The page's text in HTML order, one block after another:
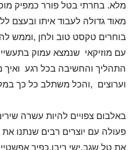
מלא. בחרתי בטל פורר כמפיק
מאוד גדולה לעבוד איתו ובעצם
בוחרים טקסט טוב ולחן ,וממש
עם מוזיקאי שנמצא עמוק
התהליך והחשיבה בכל רגע ואיך
וערוצים ,והכל משתלב כל כך
באלבום צפויים להיות עשרה
פעולה עם יוצרים רבים שנתנו את
את טל שגב,ישי ריבו,כפיר